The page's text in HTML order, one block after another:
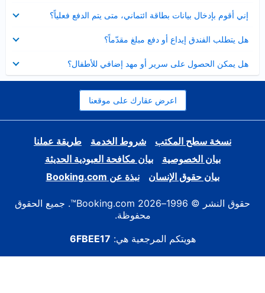
إني أقوم بإدخال بيانات بطاقة ائتماني، متى يتم الدفع فعلياً؟
مصغر
هل يتطلب الفندق إيداع أو دفع مبلغ مقدّماً؟
مصغر
هل يمكن الحصول على سرير أو مهد إضافي للأطفال؟
مصغر
اعرض عقارك على موقعنا
نسخة سطح المكتب شروط الخدمة
طريقة عملنا
بيان الخصوصية
بيان مكافحة العبودية الحديثة
بيان حقوق الإنسان
نبذة عن Booking.com
حقوق النشر © 1996–2026 Booking.com™. جميع الحقوق
محفوظة.
هويتكم المرجعية هي: 6FBEE17